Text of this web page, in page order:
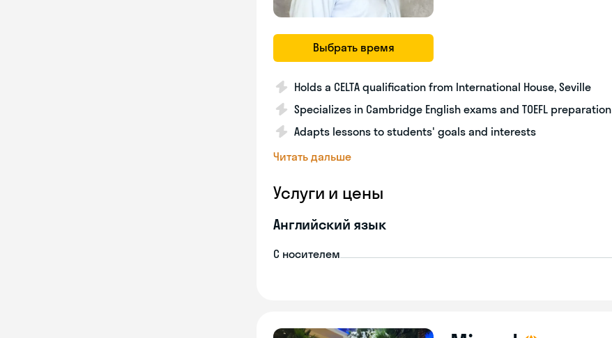
Выбрать время
Holds a CELTA qualification from International House, Seville
Specializes in Cambridge English exams and TOEFL preparation
Adapts lessons to students' goals and interests
Читать дальше
Услуги и цены
Английский язык
С носителем